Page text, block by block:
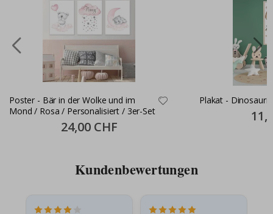
Poster - Bär in der Wolke und im
Mond / Rosa / Personalisiert / 3er-Set
Special
Price
24,00 CHF
Plakat -
Price
Kundenbewertungen